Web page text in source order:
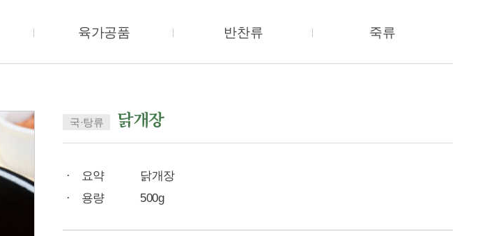
육가공품 반찬류 죽류
국·탕류 닭개장
요약
닭개장
용량
500g